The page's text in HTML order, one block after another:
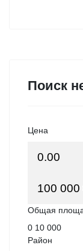
Поиск
Цена
Общая
0 10 000
Район